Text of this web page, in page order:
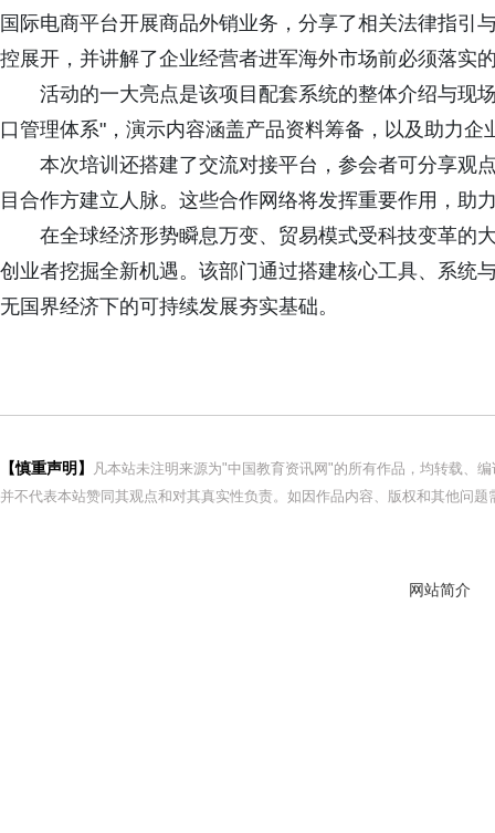
国际电商平台开展商品外销业务，分享了相关法律指引
控展开，并讲解了企业经营者进军海外市场前必须落实
活动的一大亮点是该项目配套系统的整体介绍与现
口管理体系"，演示内容涵盖产品资料筹备，以及助力
本次培训还搭建了交流对接平台，参会者可分享观
目合作方建立人脉。这些合作网络将发挥重要作用，助
在全球经济形势瞬息万变、贸易模式受科技变革的
创业者挖掘全新机遇。该部门通过搭建核心工具、系统
无国界经济下的可持续发展夯实基础。
【慎重声明】
凡本站未注明来源为"中国教育资讯网"的所有作品，均转载、
并不代表本站赞同其观点和对其真实性负责。如因作品内容、版权和其他问
网站简介